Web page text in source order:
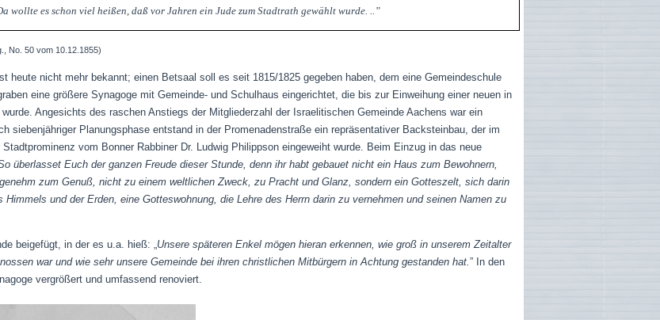
wollte es schon viel heißen, daß vor Jahren ein Jude zum Stadtrath gewählt wurde. ..”
No. 50 vom 10.12.1855)
heute nicht mehr bekannt; einen Betsaal soll es seit 1815/1825 gegeben haben, dem eine Gemeindeschule
eine größere Synagoge mit Gemeinde- und Schulhaus eingerichtet, die bis zur Einweihung einer neuen in
Angesichts des raschen Anstiegs der Mitgliederzahl der Israelitischen Gemeinde Aachens war ein
siebenjähriger Planungsphase entstand in der Promenadenstraße ein repräsentativer Backsteinbau, der im
vom Bonner Rabbiner Dr. Ludwig Philippson eingeweiht wurde. Beim Einzug in das neue
überlasset Euch der ganzen Freude dieser Stunde, denn ihr habt gebauet nicht ein Haus zum Bewohnern,
zum Genuß, nicht zu einem weltlichen Zweck, zu Pracht und Glanz, sondern ein Gotteszelt, sich darin
und der Erden, eine Gotteswohnung, die Lehre des Herrn darin zu vernehmen und seinen Namen zu
beigefügt, in der es u.a. hieß: „Unsere späteren Enkel mögen hieran erkennen, wie groß in unserem Zeitalter
war und wie sehr unsere Gemeinde bei ihren christlichen Mitbürgern in Achtung gestanden hat.” In den
vergrößert und umfassend renoviert.